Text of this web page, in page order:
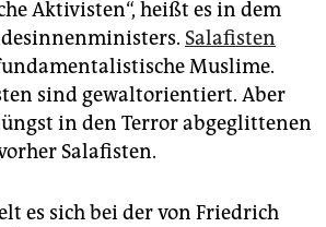
Aktivisten“, heißt es in dem
Salafisten
Muslime.
sind gewaltorientiert. Aber
in den Terror abgeglittenen
Salafisten.
es sich bei der von Friedrich